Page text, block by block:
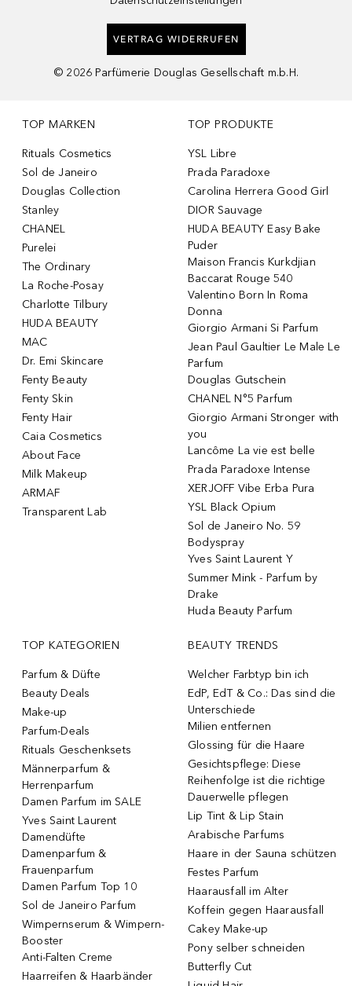
VERTRAG WIDERRUFEN
© 2026 Parfümerie Douglas Gesellschaft m.b.H.
TOP MARKEN
Rituals Cosmetics
Sol de Janeiro
Douglas Collection
Stanley
CHANEL
Purelei
The Ordinary
La Roche-Posay
Charlotte Tilbury
HUDA BEAUTY
MAC
Dr. Emi Skincare
Fenty Beauty
Fenty Skin
Fenty Hair
Caia Cosmetics
About Face
Milk Makeup
ARMAF
Transparent Lab
TOP PRODUKTE
YSL Libre
Prada Paradoxe
Carolina Herrera Good Girl
DIOR Sauvage
HUDA BEAUTY Easy Bake
Puder
Maison Francis Kurkdjian
Baccarat Rouge 540
Valentino Born In Roma
Donna
Giorgio Armani Si Parfum
Jean Paul Gaultier Le Male Le
Parfum
Douglas Gutschein
CHANEL N°5 Parfum
Giorgio Armani Stronger with
you
Lancôme La vie est belle
Prada Paradoxe Intense
XERJOFF Vibe Erba Pura
YSL Black Opium
Sol de Janeiro No. 59
Bodyspray
Yves Saint Laurent Y
Summer Mink - Parfum by
Drake
Huda Beauty Parfum
TOP KATEGORIEN
Parfum & Düfte
Beauty Deals
Make-up
Parfum-Deals
Rituals Geschenksets
Männerparfum &
Herrenparfum
Damen Parfum im SALE
Yves Saint Laurent
Damendüfte
Damenparfum &
Frauenparfum
Damen Parfum Top 10
Sol de Janeiro Parfum
Wimpernserum & Wimpern-
Booster
Anti-Falten Creme
Haarreifen & Haarbänder
BEAUTY TRENDS
Welcher Farbtyp bin ich
EdP, EdT & Co.: Das sind die
Unterschiede
Milien entfernen
Glossing für die Haare
Gesichtspflege: Diese
Reihenfolge ist die richtige
Dauerwelle pflegen
Lip Tint & Lip Stain
Arabische Parfums
Haare in der Sauna schützen
Festes Parfum
Haarausfall im Alter
Koffein gegen Haarausfall
Cakey Make-up
Pony selber schneiden
Butterfly Cut